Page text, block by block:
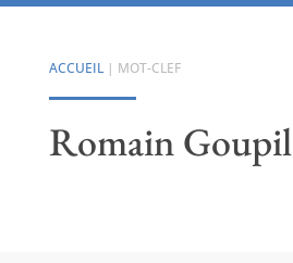
ACCUEIL| MOT-CLEF
Romain Goupil